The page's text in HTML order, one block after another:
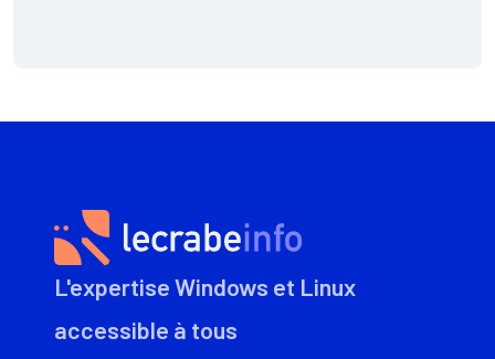
L'expertise Windows et Linux
accessible à tous